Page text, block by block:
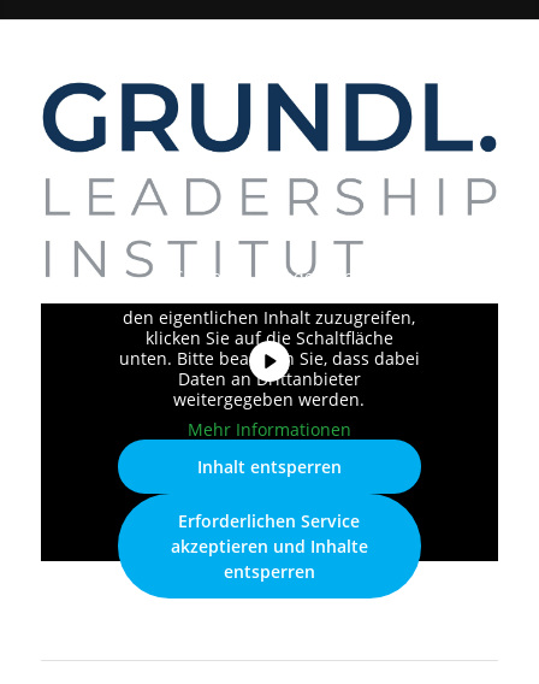
Sie sehen gerade einen
den eigentlichen Inhalt zuzugreifen,
klicken Sie auf die Schaltfläche
unten. Bitte beachten Sie, dass dabei
Daten an Drittanbieter
weitergegeben werden.
Mehr Informationen
Inhalt entsperren
Erforderlichen Service
akzeptieren und Inhalte
entsperren